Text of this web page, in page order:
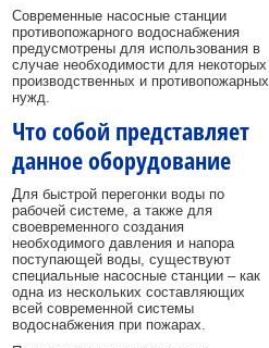
Современные насосные станции
противопожарного водоснабжения
предусмотрены для использования в
случае необходимости для некоторых
производственных и противопожарных
нужд.
Что собой представляет
данное оборудование
Для быстрой перегонки воды по
рабочей системе, а также для
своевременного создания
необходимого давления и напора
поступающей воды, существуют
специальные насосные станции – как
одна из нескольких составляющих
всей современной системы
водоснабжения при пожарах.